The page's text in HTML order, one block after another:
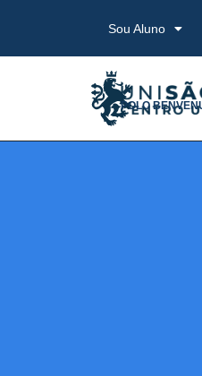
Sou Aluno
POLO